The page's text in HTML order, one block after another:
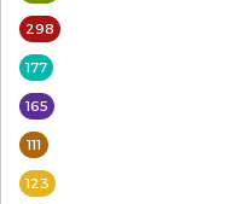
298
177
165
111
123